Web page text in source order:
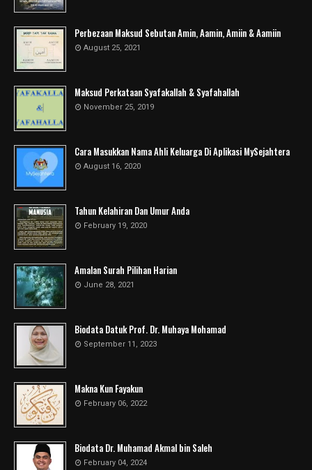
Perbezaan Maksud Sebutan Amin, Aamin, Amiin & Aamiin
August 25, 2021
Maksud Perkataan Syafakallah & Syafahallah
November 25, 2019
Cara Masukkan Nama Ahli Keluarga Di Aplikasi MySejahtera
August 16, 2020
Tahun Kelahiran Dan Umur Anda
February 19, 2020
Amalan Surah Pilihan Harian
June 28, 2021
Biodata Datuk Prof. Dr. Muhaya Mohamad
September 11, 2023
Makna Kun Fayakun
February 06, 2022
Biodata Dr. Muhamad Akmal bin Saleh
February 04, 2024